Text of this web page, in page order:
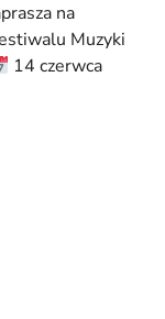
na
Muzyki
14 czerwca